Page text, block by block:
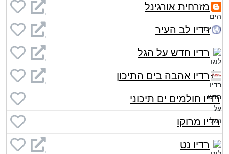
מזרחית אורגינל
רדיו לב העיר
רדיו חדש על הגל
רדיו אהבה בים התיכון
רדיו חולמים ים תיכוני
רדיו מרוקו
רדיו נט